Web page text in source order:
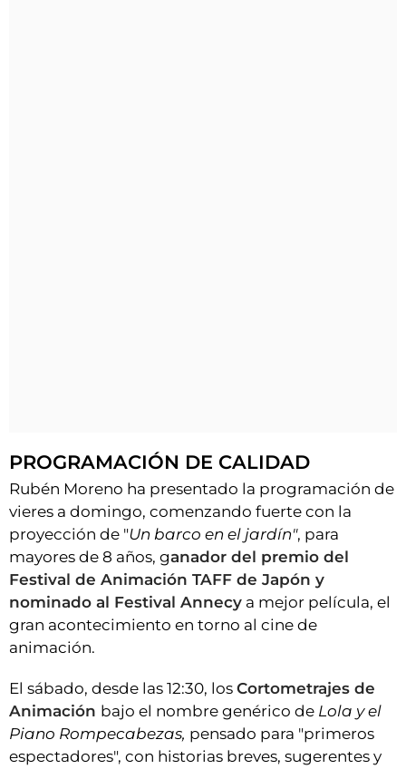
PROGRAMACIÓN DE CALIDAD
Rubén Moreno ha presentado la programación de
vieres a domingo, comenzando fuerte con la
proyección de "Un barco en el jardín", para
mayores de 8 años, ganador del premio del
Festival de Animación TAFF de Japón y
nominado al Festival Annecy a mejor película, el
gran acontecimiento en torno al cine de
animación.
El sábado, desde las 12:30, los Cortometrajes de
Animación bajo el nombre genérico de Lola y el
Piano Rompecabezas, pensado para "primeros
espectadores", con historias breves, sugerentes y